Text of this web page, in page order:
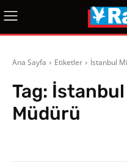
Ana Sayfa Etiketler İstanbul
Tag:
Müdürü